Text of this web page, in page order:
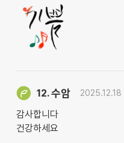
12.수암
감사합니다
건강하세요